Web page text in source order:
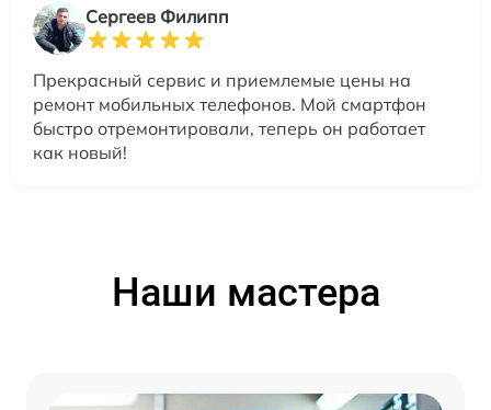
Сергеев Филипп
Прекрасный сервис и приемлемые цены на
ремонт мобильных телефонов. Мой смартфон
быстро отремонтировали, теперь он работает
как новый!
Наши мастера